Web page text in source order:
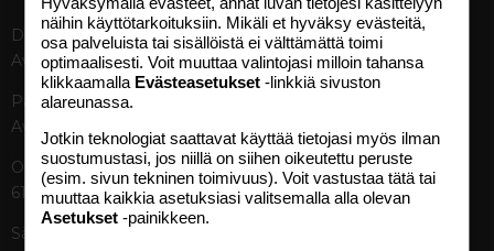
Digipalvelut (09) 156 6227
Avoinna ma–pe 8–19
Painettu lehti (09) 156 665
Avoinna ma–pe 8–19
Otavamedian vaihde (09) 156
61
Sähköposti (digi)
Tekniset tiedot, aikataulut ja
ilmoitushinnat
Tietoa verkon kävijöistä
Avoimuusraportti
Käyttöehdot
TUOTTEET
näihin käyttötarkoituksiin. Mikäli et hyväksy evästeitä,
osa palveluista tai sisällöistä ei välttämättä toimi
optimaalisesti. Voit muuttaa valintojasi milloin tahansa
klikkaamalla Evästeasetukset -linkkiä sivuston
alareunassa.
Jotkin teknologiat saattavat käyttää tietojasi myös ilman
suostumustasi, jos niillä on siihen oikeutettu peruste
(esim. sivun tekninen toimivuus). Voit vastustaa tätä tai
muuttaa kaikkia asetuksiasi valitsemalla alla olevan
Asetukset -painikkeen.